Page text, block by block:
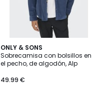
ONLY & SONS
Sobrecamisa con bolsillos en
el pecho, de algodón, Alp
49.99 €
4
/
5
2
Colores